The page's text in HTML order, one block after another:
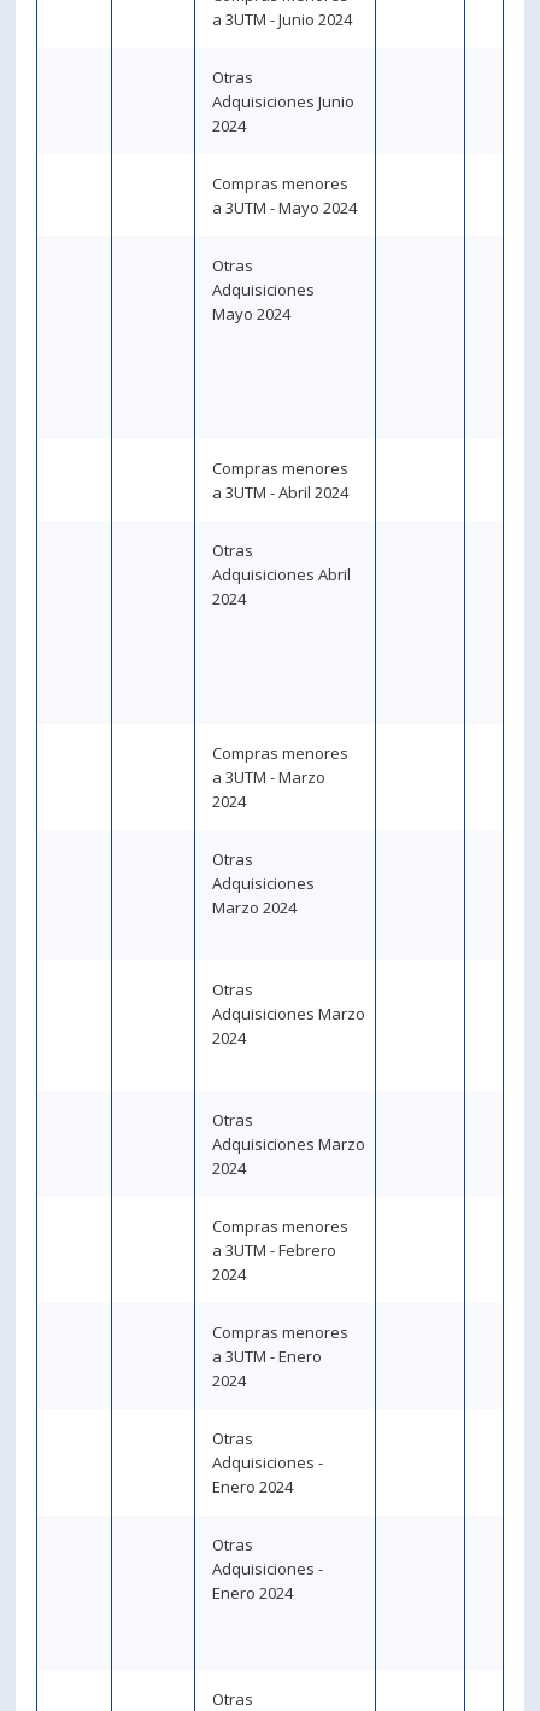
a 3UTM - Junio 2024
Otras
Adquisiciones Junio
2024
Compras menores
a 3UTM - Mayo 2024
Otras
Adquisiciones
Mayo 2024
Compras menores
a 3UTM - Abril 2024
Otras
Adquisiciones Abril
2024
Compras menores
a 3UTM - Marzo
2024
Otras
Adquisiciones
Marzo 2024
Otras
Adquisiciones Marzo
2024
Otras
Adquisiciones Marzo
2024
Compras menores
a 3UTM - Febrero
2024
Compras menores
a 3UTM - Enero
2024
Otras
Adquisiciones -
Enero 2024
Otras
Adquisiciones -
Enero 2024
Otras